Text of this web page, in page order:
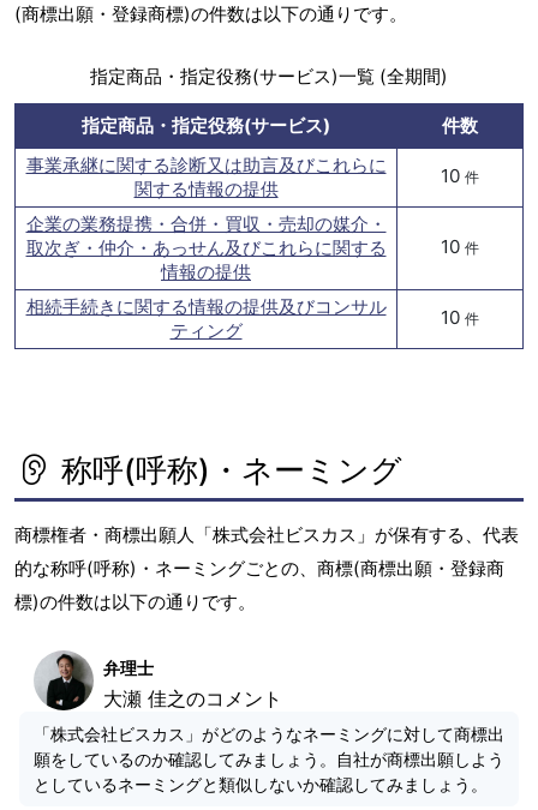
(商標出願・登録商標)の件数は以下の通りです。
指定商品・指定役務(サービス)一覧 (全期間)
指定商品・指定役務(サービス)
件数
事業承継に関する診断又は助言及びこれらに
関する情報の提供
10 件
企業の業務提携・合併・買収・売却の媒介・
取次ぎ・仲介・あっせん及びこれらに関する
情報の提供
10 件
相続手続きに関する情報の提供及びコンサル
ティング
10 件
称呼(呼称)・ネーミング
商標権者・商標出願人「株式会社ビスカス」が保有する、代表
的な称呼(呼称)・ネーミングごとの、商標(商標出願・登録商
標)の件数は以下の通りです。
弁理士
大瀬 佳之のコメント
「株式会社ビスカス」がどのようなネーミングに対して商標出
願をしているのか確認してみましょう。自社が商標出願しよう
としているネーミングと類似しないか確認してみましょう。